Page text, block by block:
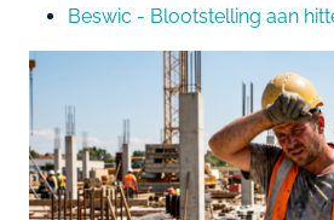
Beswic - Blootstelling aan